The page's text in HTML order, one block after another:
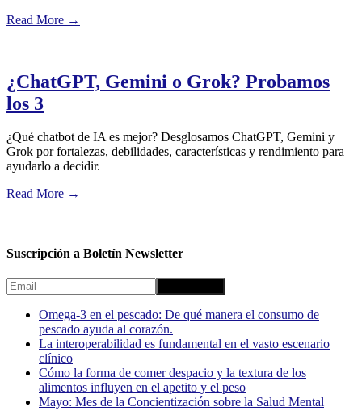
Read More →
¿ChatGPT, Gemini o Grok? Probamos
los 3
¿Qué chatbot de IA es mejor? Desglosamos ChatGPT, Gemini y
Grok por fortalezas, debilidades, características y rendimiento para
ayudarlo a decidir.
Read More →
Suscripción a Boletín Newsletter
Omega-3 en el pescado: De qué manera el consumo de
pescado ayuda al corazón.
La interoperabilidad es fundamental en el vasto escenario
clínico
Cómo la forma de comer despacio y la textura de los
alimentos influyen en el apetito y el peso
Mayo: Mes de la Concientización sobre la Salud Mental